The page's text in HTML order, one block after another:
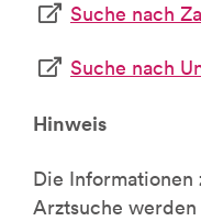
Suche nach
Suche nach
Hinweis
Die
Arztsuche